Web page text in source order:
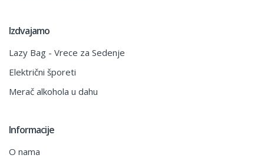
Izdvajamo
Lazy Bag - Vrece za Sedenje
Električni šporeti
Merač alkohola u dahu
Informacije
O nama